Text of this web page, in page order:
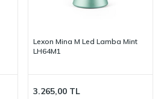
Lexon Mina M Led Lamba Mint
LH64M1
3.265,00 TL